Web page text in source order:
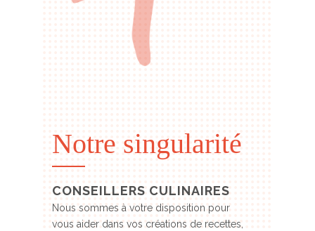
Notre singularité
CONSEILLERS CULINAIRES
Nous sommes à votre disposition pour
vous aider dans vos créations de recettes,